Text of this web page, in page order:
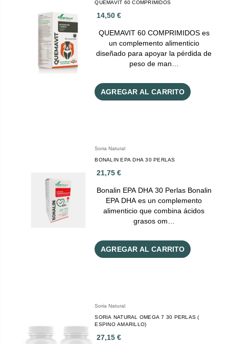
QUEMAVIT 60 COMPRIMIDOS
14,50 €
QUEMAVIT 60 COMPRIMIDOS es
un complemento alimenticio
diseñado para apoyar la pérdida de
peso de man…
AGREGAR AL CARRITO
Soria Natural
BONALIN EPA DHA 30 PERLAS
21,75 €
Bonalin EPA DHA 30 Perlas Bonalin
EPA DHA es un complemento
alimenticio que combina ácidos
grasos om…
AGREGAR AL CARRITO
Soria Natural
SORIA NATURAL OMEGA 7 30 PERLAS (
ESPINO AMARILLO)
27,15 €